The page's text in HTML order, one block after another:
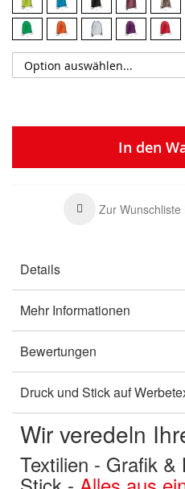
In den
Zur Wunschliste
Details
Mehr Informationen
Bewertungen
Druck und Stick auf
Wir veredeln
Textilien - Grafik &